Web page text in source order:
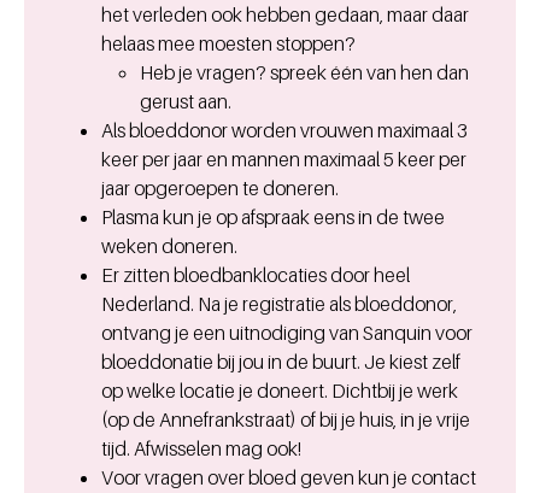
het verleden ook hebben gedaan, maar daar
helaas mee moesten stoppen?
Heb je vragen? spreek één van hen dan
gerust aan.
Als bloeddonor worden vrouwen maximaal 3
keer per jaar en mannen maximaal 5 keer per
jaar opgeroepen te doneren.
Plasma kun je op afspraak eens in de twee
weken doneren.
Er zitten bloedbanklocaties door heel
Nederland. Na je registratie als bloeddonor,
ontvang je een uitnodiging van Sanquin voor
bloeddonatie bij jou in de buurt. Je kiest zelf
op welke locatie je doneert. Dichtbij je werk
(op de Annefrankstraat) of bij je huis, in je vrije
tijd. Afwisselen mag ook!
Voor vragen over bloed geven kun je contact